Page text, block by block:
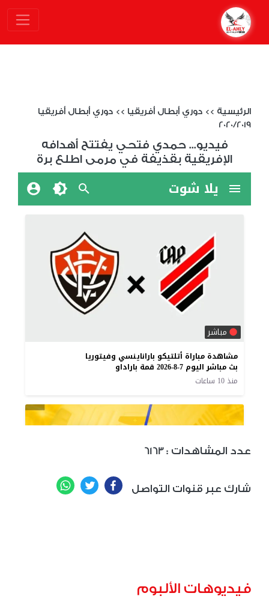
الرئيسية >> دوري أبطال أفريقيا >> دوري أبطال أفريقيا
2020/2019
فيديو... حمدي فتحي يفتتح أهدافه
الإفريقية بقذيفة في مرمى اطلع برة
6163 : عدد المشاهدات
شارك عبر قنوات التواصل Facebook
Twitter
فيديوهات الألبوم